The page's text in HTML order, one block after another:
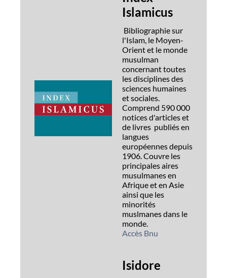
Islamicus
Bibliographie sur
l'Islam, le Moyen-
Orient et le monde
musulman
concernant toutes
les disciplines des
sciences humaines
et sociales.
Comprend 590 000
notices d'articles et
de livres publiés en
langues
européennes depuis
1906. Couvre les
principales aires
musulmanes en
Afrique et en Asie
ainsi que les
minorités
muslmanes dans le
monde.
Accès Bnu
Isidore